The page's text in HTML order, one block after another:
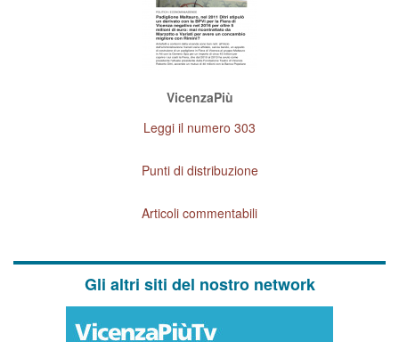
VicenzaPiù
Leggi il numero 303
Punti di distribuzione
Articoli commentabili
Gli altri siti del nostro network